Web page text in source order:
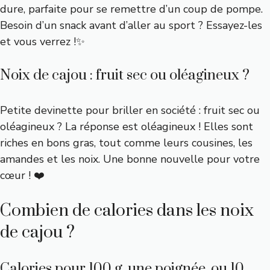
dure, parfaite pour se remettre d’un coup de pompe.
Besoin d’un snack avant d’aller au sport ? Essayez-les
et vous verrez !✨
Noix de cajou : fruit sec ou oléagineux ?
Petite devinette pour briller en société : fruit sec ou
oléagineux ? La réponse est oléagineux ! Elles sont
riches en bons gras, tout comme leurs cousines, les
amandes et les noix. Une bonne nouvelle pour votre
cœur ! ❤️
Combien de calories dans les noix
de cajou ?